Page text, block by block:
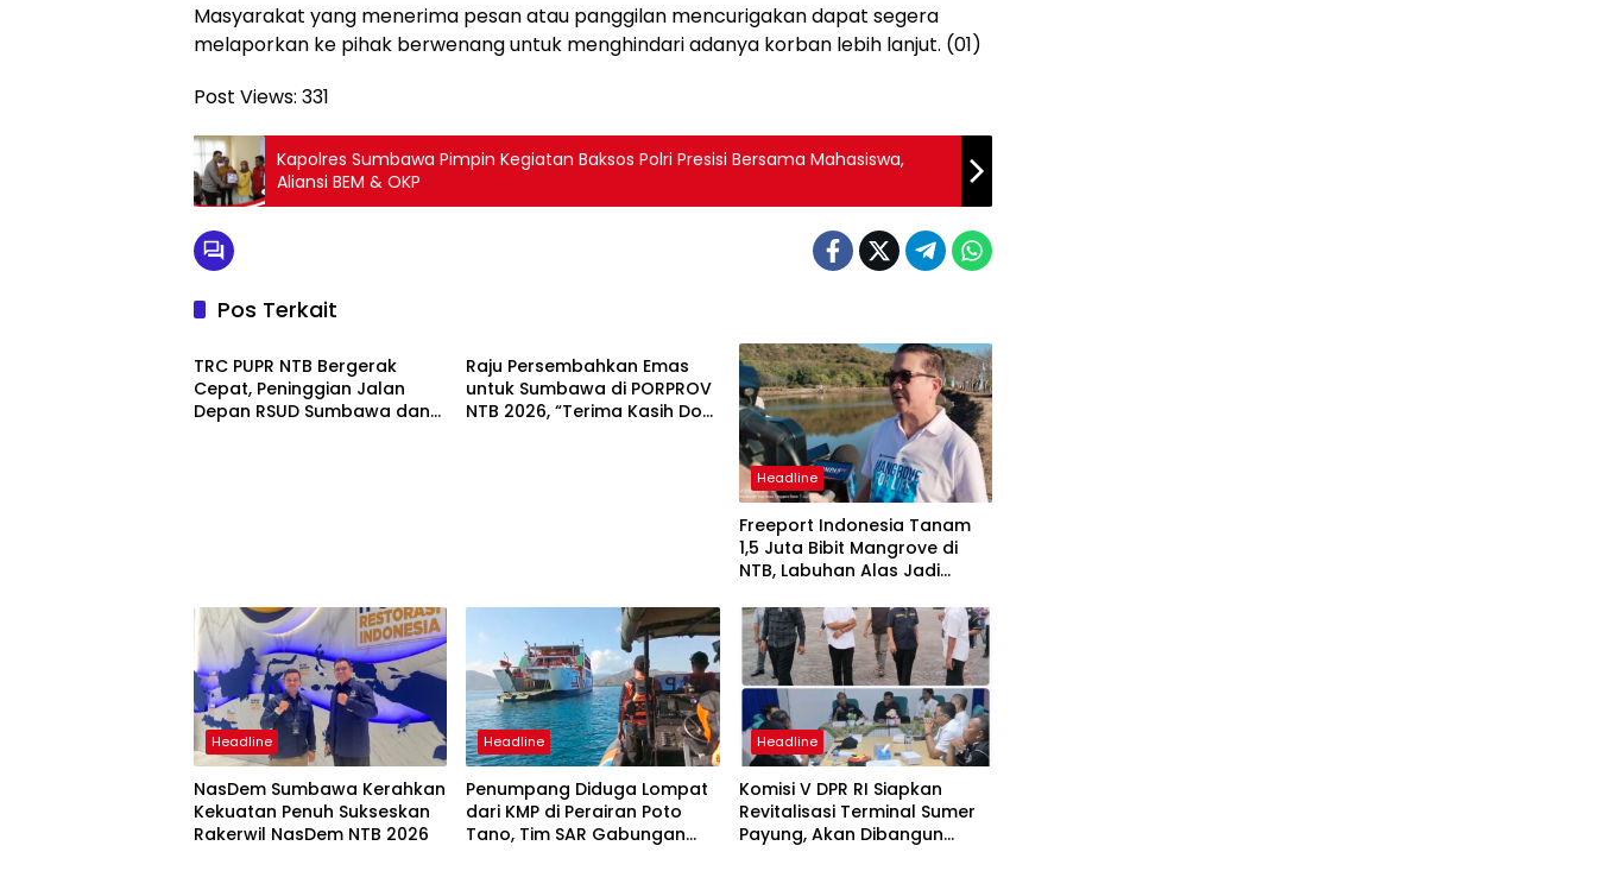
Masyarakat yang menerima pesan atau panggilan mencurigakan dapat segera
melaporkan ke pihak berwenang untuk menghindari adanya korban lebih lanjut. (01)
Post Views: 331
Kapolres Sumbawa Pimpin Kegiatan Baksos Polri Presisi Bersama Mahasiswa,
Aliansi BEM & OKP
Pos Terkait
Headline
TRC PUPR NTB Bergerak
Cepat, Peninggian Jalan
Depan RSUD Sumbawa dan
Raju Persembahkan Emas
untuk Sumbawa di PORPROV
NTB 2026, “Terima Kasih Doa
Headline
Freeport Indonesia Tanam
1,5 Juta Bibit Mangrove di
NTB, Labuhan Alas Jadi
Nasional
Headline
NasDem Sumbawa Kerahkan
Kekuatan Penuh Sukseskan
Rakerwil NasDem NTB 2026
Headline
Penumpang Diduga Lompat
dari KMP di Perairan Poto
Tano, Tim SAR Gabungan
Headline
Komisi V DPR RI Siapkan
Revitalisasi Terminal Sumer
Payung, Akan Dibangun